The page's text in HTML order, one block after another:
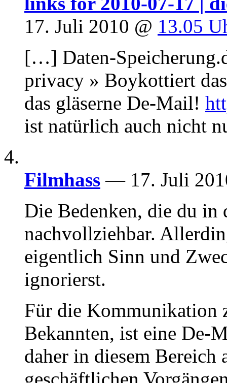
17. Juli 2010 @ 13.05
[…] Daten-
privacy » Boykottiert
das gläserne De-Mail!
ist natürlich auch nicht
Filmhass — 17. Juli
Die Bedenken, die du in
nachvollziehbar.
eigentlich Sinn und
ignorierst.
Für die Kommunikation
Bekannten, ist eine De-
daher in diesem Bereich